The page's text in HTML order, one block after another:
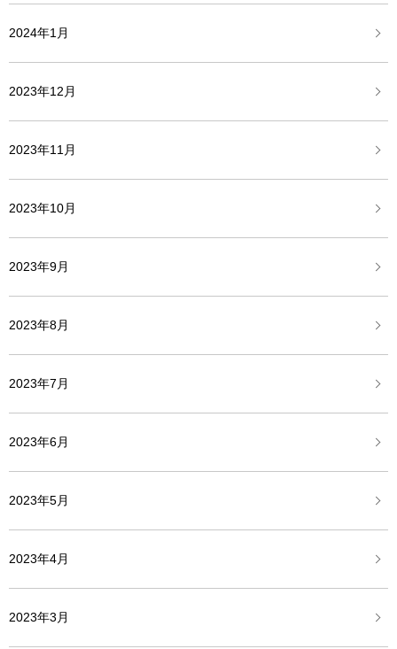
2024年1月
2023年12月
2023年11月
2023年10月
2023年9月
2023年8月
2023年7月
2023年6月
2023年5月
2023年4月
2023年3月